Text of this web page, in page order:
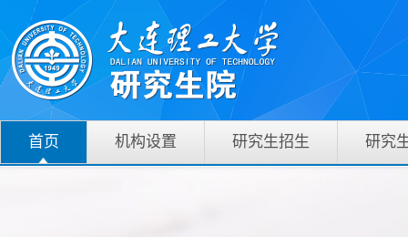
首页 机构设置 研究生招生 研究